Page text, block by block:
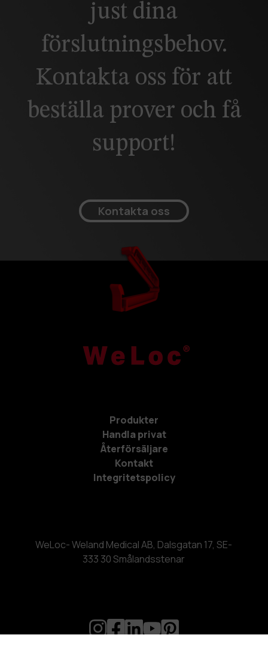
just dina
förslutningsbehov.
Kontakta oss för att
beställa prover och få
support!
Kontakta oss
Produkter
Handla privat
Återförsäljare
Kontakt
Integritetspolicy
WeLoc- Weland Medical AB, Dalsgatan 17, SE-
333 30 Smålandsstenar